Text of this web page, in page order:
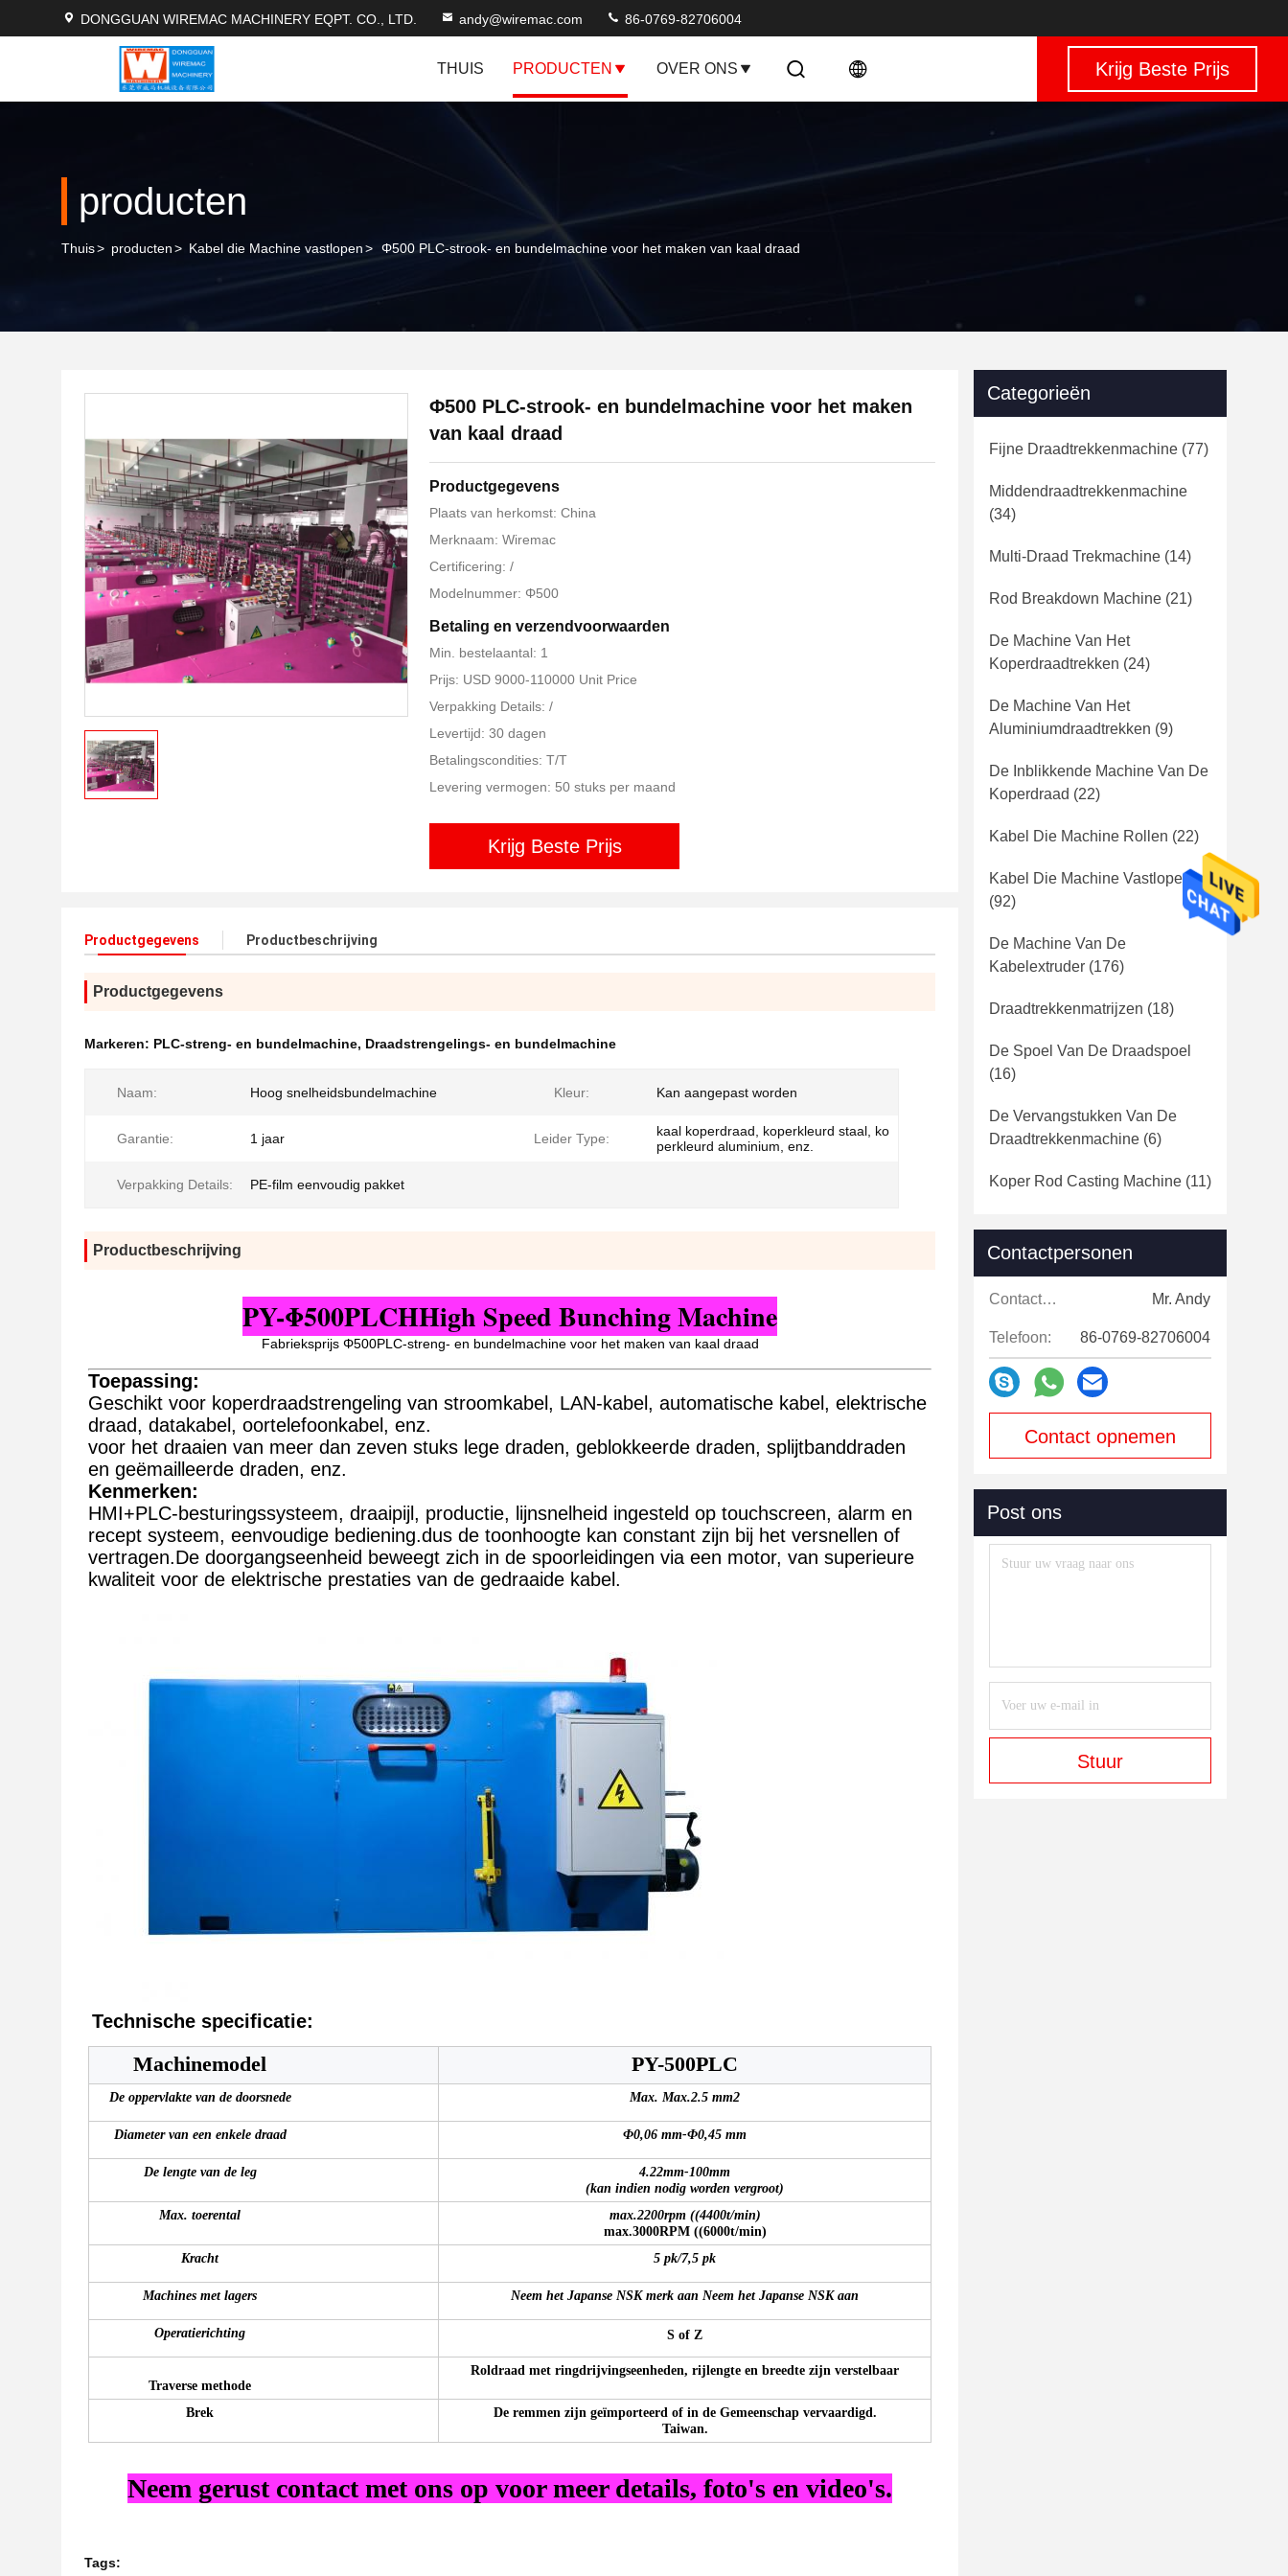
DONGGUAN WIREMAC MACHINERY EQPT. CO., LTD. andy@wiremac.com 86-0769-82706004
THUIS PRODUCTEN OVER ONS Krijg Beste Prijs
producten
Thuis> producten> Kabel die Machine vastlopen> Φ500 PLC-strook- en bundelmachine voor het maken van kaal draad
Φ500 PLC-strook- en bundelmachine voor het maken
van kaal draad
Productgegevens
Plaats van herkomst: China
Merknaam: Wiremac
Certificering: /
Modelnummer: Φ500
Betaling en verzendvoorwaarden
Min. bestelaantal: 1
Prijs: USD 9000-110000 Unit Price
Verpakking Details: /
Levertijd: 30 dagen
Betalingscondities: T/T
Levering vermogen: 50 stuks per maand
Krijg Beste Prijs
Productgegevens Productbeschrijving
Productgegevens
Markeren: PLC-streng- en bundelmachine, Draadstrengelings- en bundelmachine
Naam: Hoog snelheidsbundelmachine Kleur: Kan aangepast worden
Garantie: 1 jaar Leider Type:
kaal koperdraad, koperkleurd staal, ko
perkleurd aluminium, enz.
Verpakking Details: PE-film eenvoudig pakket
Productbeschrijving
PY-Φ500PLCHHigh Speed Bunching Machine
Fabrieksprijs Φ500PLC-streng- en bundelmachine voor het maken van kaal draad
Toepassing:
Geschikt voor koperdraadstrengeling van stroomkabel, LAN-kabel, automatische kabel, elektrische
draad, datakabel, oortelefoonkabel, enz.
voor het draaien van meer dan zeven stuks lege draden, geblokkeerde draden, splijtbanddraden
en geëmailleerde draden, enz.
Kenmerken:
HMI+PLC-besturingssysteem, draaipijl, productie, lijnsnelheid ingesteld op touchscreen, alarm en
recept systeem, eenvoudige bediening.dus de toonhoogte kan constant zijn bij het versnellen of
vertragen.De doorgangseenheid beweegt zich in de spoorleidingen via een motor, van superieure
kwaliteit voor de elektrische prestaties van de gedraaide kabel.
Technische specificatie:
Machinemodel PY-500PLC
De oppervlakte van de doorsnede Max. Max.2.5 mm2
Diameter van een enkele draad Φ0,06 mm-Φ0,45 mm
De lengte van de leg
4.22mm-100mm
(kan indien nodig worden vergroot)
Max. toerental
max.2200rpm ((4400t/min)
max.3000RPM ((6000t/min)
Kracht
5 pk/7,5 pk
Machines met lagers Neem het Japanse NSK merk aan Neem het Japanse NSK aan
Operatierichting S of Z
Traverse methode
Roldraad met ringdrijvingseenheden, rijlengte en breedte zijn verstelbaar
Brek
De remmen zijn geïmporteerd of in de Gemeenschap vervaardigd.
Taiwan.
Neem gerust contact met ons op voor meer details, foto's en video's.
Tags:
Categorieën
Fijne Draadtrekkenmachine (77)
Middendraadtrekkenmachine
(34)
Multi-Draad Trekmachine (14)
Rod Breakdown Machine (21)
De Machine Van Het
Koperdraadtrekken (24)
De Machine Van Het
Aluminiumdraadtrekken (9)
De Inblikkende Machine Van De
Koperdraad (22)
Kabel Die Machine Rollen (22)
Kabel Die Machine Vastlopen
(92)
De Machine Van De
Kabelextruder (176)
Draadtrekkenmatrijzen (18)
De Spoel Van De Draadspoel
(16)
De Vervangstukken Van De
Draadtrekkenmachine (6)
Koper Rod Casting Machine (11)
Contactpersonen
Contactpersonen: Mr. Andy
Telefoon: 86-0769-82706004
Contact opnemen
Post ons
Stuur